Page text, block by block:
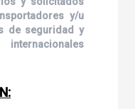
y/u
de seguridad y